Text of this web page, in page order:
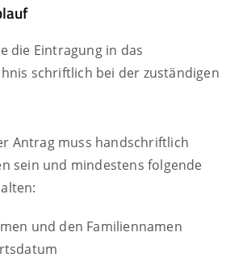
die Eintragung in das
schriftlich bei der zuständigen
Antrag muss handschriftlich
sein und mindestens folgende
und den Familiennamen